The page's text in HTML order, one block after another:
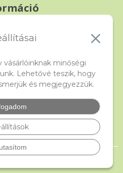
minőségi
Lehetővé teszik, hogy
és megjegyezzük.
és visszáru
kérdések
•NextShop&e-shop Pohoda